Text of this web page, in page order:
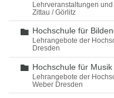
Lehrveranstaltungen
Zittau / Görlitz
Ordner
Hochschule für
Lehrangebote der
Dresden
Ordner
Hochschule für
Lehrangebote der
Weber Dresden